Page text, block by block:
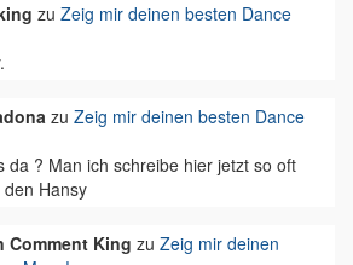
zu Zeig mir deinen besten Dance
zu Zeig mir deinen besten Dance
da ? Man ich schreibe hier jetzt so oft
Hansy
Comment King zu Zeig mir deinen